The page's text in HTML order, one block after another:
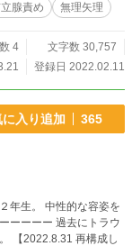
show.php?id=16692560
腺責め 無理矢理
4
文字数 30,757
登録日 2022.02.11
に入り追加 365
な容姿を
去にトラウ